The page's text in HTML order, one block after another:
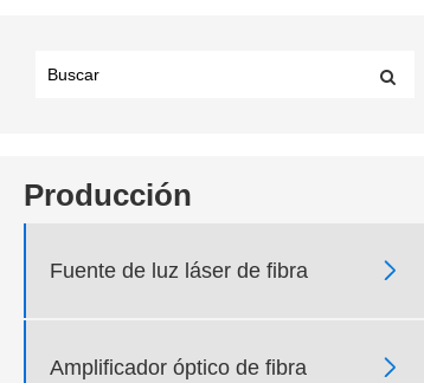
Producción
Fuente de luz láser de fibra 
Amplificador óptico de fibra 